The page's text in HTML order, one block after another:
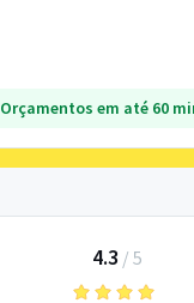
Orçamentos em até 60
4.3 / 5